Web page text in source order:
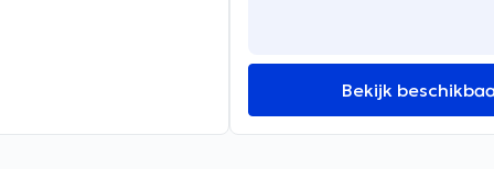
Bekijk